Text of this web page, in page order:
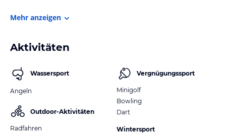
Mehr anzeigen
Aktivitäten
Wassersport
Angeln
Outdoor-Aktivitäten
Radfahren
Vergnügungssport
Minigolf
Bowling
Dart
Wintersport